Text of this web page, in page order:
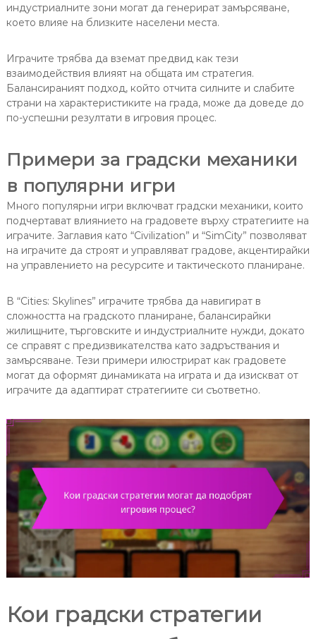
индустриалните зони могат да генерират замърсяване,
което влияе на близките населени места.
Играчите трябва да вземат предвид как тези
взаимодействия влияят на общата им стратегия.
Балансираният подход, който отчита силните и слабите
страни на характеристиките на града, може да доведе до
по-успешни резултати в игровия процес.
Примери за градски механики
в популярни игри
Много популярни игри включват градски механики, които
подчертават влиянието на градовете върху стратегиите на
играчите. Заглавия като “Civilization” и “SimCity” позволяват
на играчите да строят и управляват градове, акцентирайки
на управлението на ресурсите и тактическото планиране.
В “Cities: Skylines” играчите трябва да навигират в
сложността на градското планиране, балансирайки
жилищните, търговските и индустриалните нужди, докато
се справят с предизвикателства като задръствания и
замърсяване. Тези примери илюстрират как градовете
могат да оформят динамиката на играта и да изискват от
играчите да адаптират стратегиите си съответно.
Кои градски стратегии